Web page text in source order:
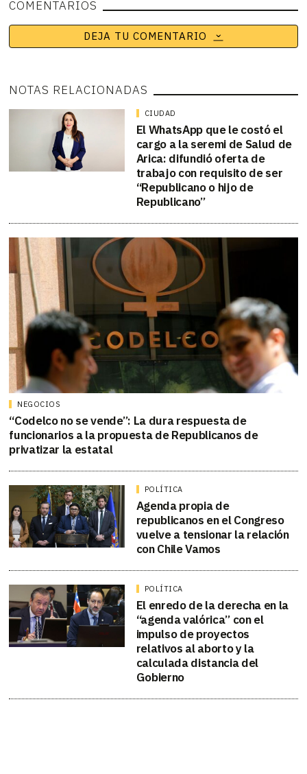
COMENTARIOS
DEJA TU COMENTARIO
NOTAS RELACIONADAS
CIUDAD
El WhatsApp que le costó el
cargo a la seremi de Salud de
Arica: difundió oferta de
trabajo con requisito de ser
“Republicano o hijo de
Republicano”
NEGOCIOS
“Codelco no se vende”: La dura respuesta de
funcionarios a la propuesta de Republicanos de
privatizar la estatal
POLÍTICA
Agenda propia de
republicanos en el Congreso
vuelve a tensionar la relación
con Chile Vamos
POLÍTICA
El enredo de la derecha en la
“agenda valórica” con el
impulso de proyectos
relativos al aborto y la
calculada distancia del
Gobierno